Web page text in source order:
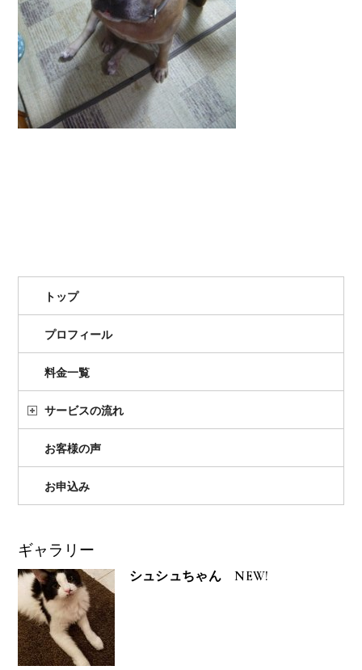
トップ
プロフィール
料金一覧
サービスの流れ
お客様の声
お申込み
ギャラリー
シュシュちゃん NEW!